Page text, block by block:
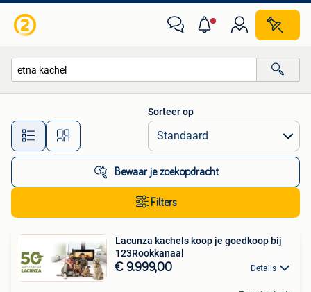
Alle afstanden…
Sorteer op
Bewaar je zoekopdracht
Filters
Lacunza kachels koop je goedkoop bij
123Rookkanaal
€ 9.999,00 Details